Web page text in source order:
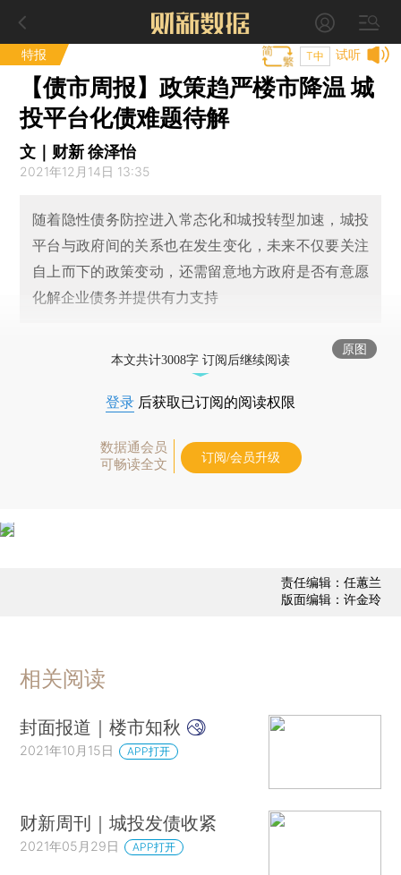
特报 试听
T中
【债市周报】政策趋严楼市降温 城
投平台化债难题待解
文｜财新 徐泽怡
2021年12月14日 13:35
随着隐性债务防控进入常态化和城投转型加速，城投
平台与政府间的关系也在发生变化，未来不仅要关注
自上而下的政策变动，还需留意地方政府是否有意愿
化解企业债务并提供有力支持
原图
本文共计3008字 订阅后继续阅读
登录 后获取已订阅的阅读权限
数据通会员
可畅读全文
订阅/会员升级
责任编辑：任蕙兰
版面编辑：许金玲
相关阅读
封面报道｜楼市知秋
2021年10月15日 APP打开
财新周刊｜城投发债收紧
2021年05月29日 APP打开